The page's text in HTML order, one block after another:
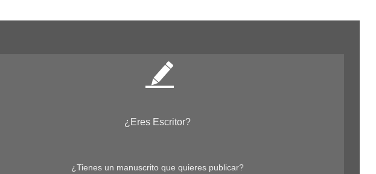
¿Eres Escritor?
¿Tienes un manuscrito que quieres publicar?